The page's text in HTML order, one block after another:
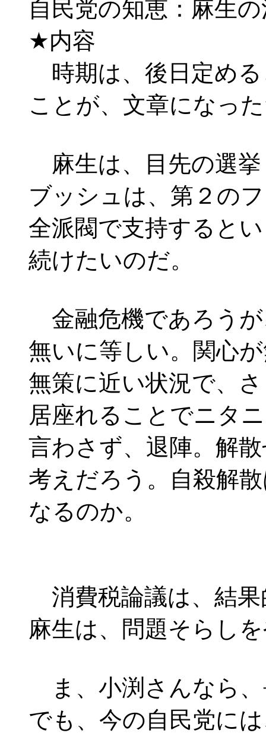
自民党の知恵：麻生
★内容
時期は、後日定め
ことが、文章になっ
麻生は、目先の選挙
ブッシュは、第２の
全派閥で支持すると
続けたいのだ。
金融危機であろうが
無いに等しい。関心
無策に近い状況で、
居座れることでニタ
言わさず、退陣。解
考えだろう。自殺解
なるのか。
消費税論議は、結果
麻生は、問題そらし
ま、小渕さんなら、
でも、今の自民党に